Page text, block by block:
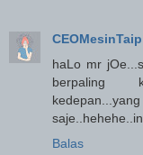
CEOMesinTaip
haLo mr
berpaling
Balas